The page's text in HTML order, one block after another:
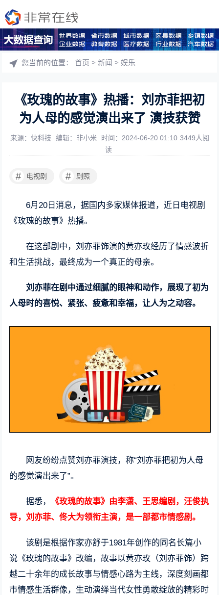
您当前的位置：首页 >新闻 >娱乐
《玫瑰的故事》热播：刘亦菲把初
为人母的感觉演出来了 演技获赞
来源：快科技 编辑：非小米 时间：2024-06-20 01:10 3449人阅
读
# 电视剧 # 剧照
6月20日消息，据国内多家媒体报道，近日电视剧
《玫瑰的故事》热播。
在这部剧中，刘亦菲饰演的黄亦玫经历了情感波折
和生活挑战，最终成为一个真正的母亲。
刘亦菲在剧中通过细腻的眼神和动作，展现了初为
人母时的喜悦、紧张、疲惫和幸福，让人为之动容。
网友纷纷点赞刘亦菲演技，称“刘亦菲把初为人母
的感觉演出来了”。
据悉，
《玫瑰的故事》由李潇、王思编剧，汪俊执
导，刘亦菲、佟大为领衔主演，是一部都市情感剧。
该剧是根据作家亦舒于1981年创作的同名长篇小
说《玫瑰的故事》改编，故事以黄亦玫（刘亦菲饰）跨
越二十余年的成长故事与情感心路为主线，深度刻画都
市情感生活群像，生动演绎当代女性勇敢绽放的精彩时